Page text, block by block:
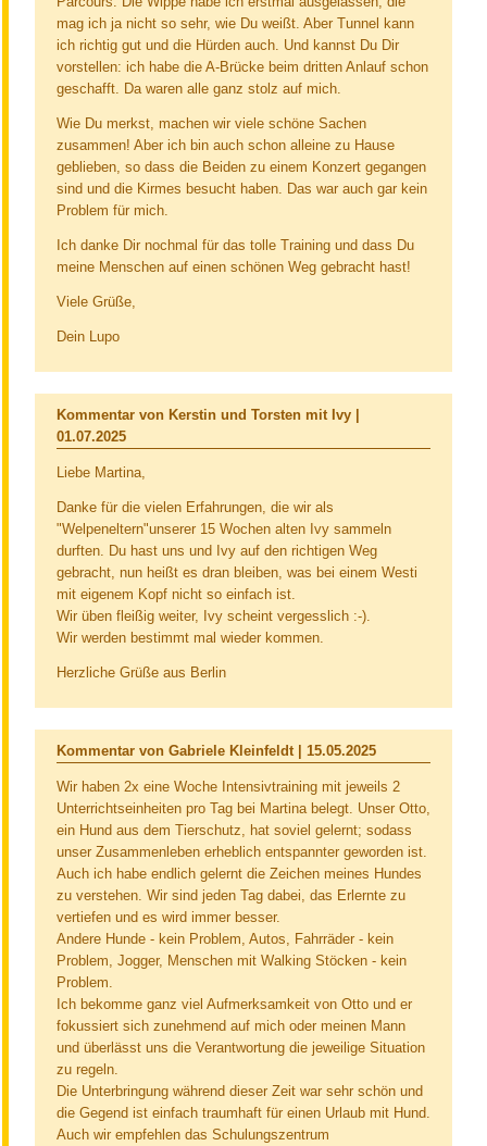
mag ich ja nicht so sehr, wie Du weißt. Aber Tunnel kann
ich richtig gut und die Hürden auch. Und kannst Du Dir
vorstellen: ich habe die A-Brücke beim dritten Anlauf schon
geschafft. Da waren alle ganz stolz auf mich.
Wie Du merkst, machen wir viele schöne Sachen
zusammen! Aber ich bin auch schon alleine zu Hause
geblieben, so dass die Beiden zu einem Konzert gegangen
sind und die Kirmes besucht haben. Das war auch gar kein
Problem für mich.
Ich danke Dir nochmal für das tolle Training und dass Du
meine Menschen auf einen schönen Weg gebracht hast!
Viele Grüße,
Dein Lupo
Kommentar von Kerstin und Torsten mit Ivy |
01.07.2025
Liebe Martina,
Danke für die vielen Erfahrungen, die wir als
"Welpeneltern"unserer 15 Wochen alten Ivy sammeln
durften. Du hast uns und Ivy auf den richtigen Weg
gebracht, nun heißt es dran bleiben, was bei einem Westi
mit eigenem Kopf nicht so einfach ist.
Wir üben fleißig weiter, Ivy scheint vergesslich :-).
Wir werden bestimmt mal wieder kommen.
Herzliche Grüße aus Berlin
Kommentar von Gabriele Kleinfeldt | 15.05.2025
Wir haben 2x eine Woche Intensivtraining mit jeweils 2
Unterrichtseinheiten pro Tag bei Martina belegt. Unser Otto,
ein Hund aus dem Tierschutz, hat soviel gelernt; sodass
unser Zusammenleben erheblich entspannter geworden ist.
Auch ich habe endlich gelernt die Zeichen meines Hundes
zu verstehen. Wir sind jeden Tag dabei, das Erlernte zu
vertiefen und es wird immer besser.
Andere Hunde - kein Problem, Autos, Fahrräder - kein
Problem, Jogger, Menschen mit Walking Stöcken - kein
Problem.
Ich bekomme ganz viel Aufmerksamkeit von Otto und er
fokussiert sich zunehmend auf mich oder meinen Mann
und überlässt uns die Verantwortung die jeweilige Situation
zu regeln.
Die Unterbringung während dieser Zeit war sehr schön und
die Gegend ist einfach traumhaft für einen Urlaub mit Hund.
Auch wir empfehlen das Schulungszentrum